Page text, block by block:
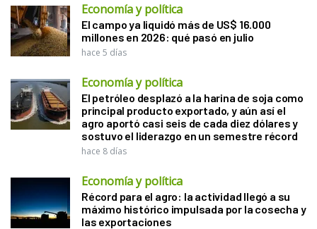
Economía y política
El campo ya liquidó más de US$ 16.000
millones en 2026: qué pasó en julio
hace 5 días
Economía y política
El petróleo desplazó a la harina de soja como
principal producto exportado, y aún así el
agro aportó casi seis de cada diez dólares y
sostuvo el liderazgo en un semestre récord
hace 8 días
Economía y política
Récord para el agro: la actividad llegó a su
máximo histórico impulsada por la cosecha y
las exportaciones